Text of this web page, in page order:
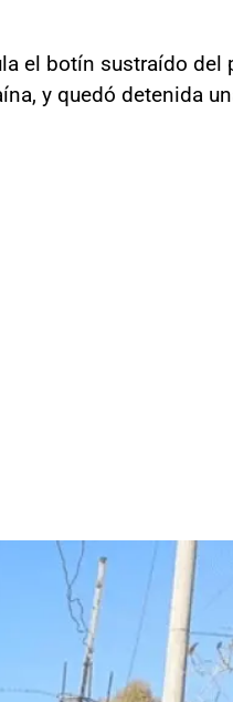
el botín sustraído
y quedó detenida